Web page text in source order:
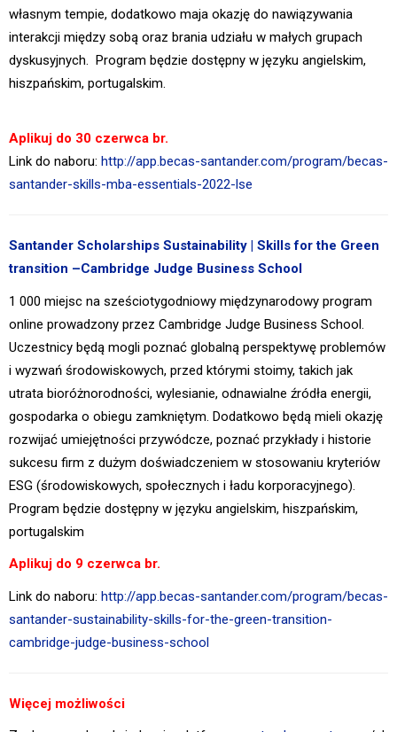
własnym tempie, dodatkowo maja okazję do nawiązywania
interakcji między sobą oraz brania udziału w małych grupach
dyskusyjnych. Program będzie dostępny w języku angielskim,
hiszpańskim, portugalskim.
Aplikuj do 30 czerwca br.
Link do naboru: http://app.becas-santander.com/program/becas-
santander-skills-mba-essentials-2022-lse
Santander Scholarships Sustainability | Skills for the Green
transition –Cambridge Judge Business School
1 000 miejsc na sześciotygodniowy międzynarodowy program
online prowadzony przez Cambridge Judge Business School.
Uczestnicy będą mogli poznać globalną perspektywę problemów
i wyzwań środowiskowych, przed którymi stoimy, takich jak
utrata bioróżnorodności, wylesianie, odnawialne źródła energii,
gospodarka o obiegu zamkniętym. Dodatkowo będą mieli okazję
rozwijać umiejętności przywódcze, poznać przykłady i historie
sukcesu firm z dużym doświadczeniem w stosowaniu kryteriów
ESG (środowiskowych, społecznych i ładu korporacyjnego).
Program będzie dostępny w języku angielskim, hiszpańskim,
portugalskim
Aplikuj do 9 czerwca br.
Link do naboru: http://app.becas-santander.com/program/becas-
santander-sustainability-skills-for-the-green-transition-
cambridge-judge-business-school
Więcej możliwości